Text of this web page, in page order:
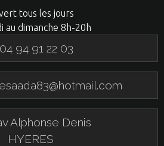
tous les jours
au dimanche 8h-20h
04 94 91 22 03
Alphonse Denis
HYERES